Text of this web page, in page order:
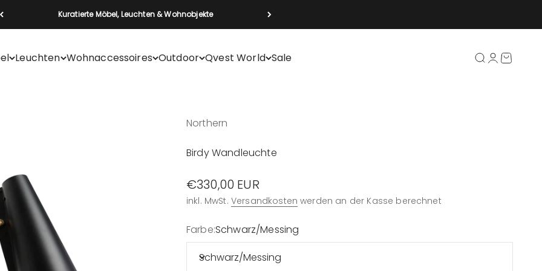
Kuratierte Möbel, Leuchten & Wohnobjekte
Leuchten Wohnaccessoires Outdoor Qvest World Sale Suche öffnen
Northern
Birdy Wandleuchte
Angebot
€330,00 EUR
inkl. MwSt. Versandkosten werden an der Kasse berechnet
Farbe:Schwarz/Messing
Schwarz/Messing